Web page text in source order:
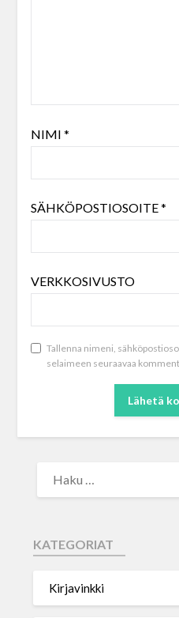
NIMI *
SÄHKÖPOSTIOSOITE*
VERKKOSIVUSTO
Tallenna nimeni,
selaimeen seuraavaa
KATEGORIAT
Kirjavinkki